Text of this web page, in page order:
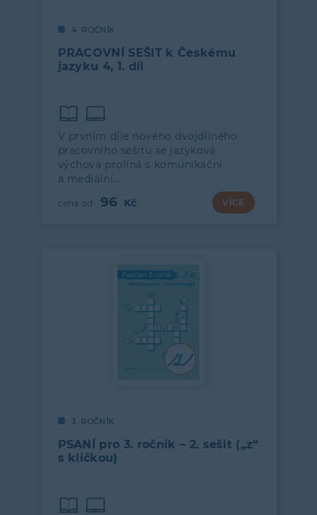
4. ROČNÍK
PRACOVNÍ SEŠIT k Českému
jazyku 4, 1. díl
V prvním díle nového dvojdílného
pracovního sešitu se jazyková
výchova prolíná s komunikační
a mediální…
96 VÍCE
3. ROČNÍK
PSANÍ pro 3. ročník – 2. sešit („z“
s kličkou)